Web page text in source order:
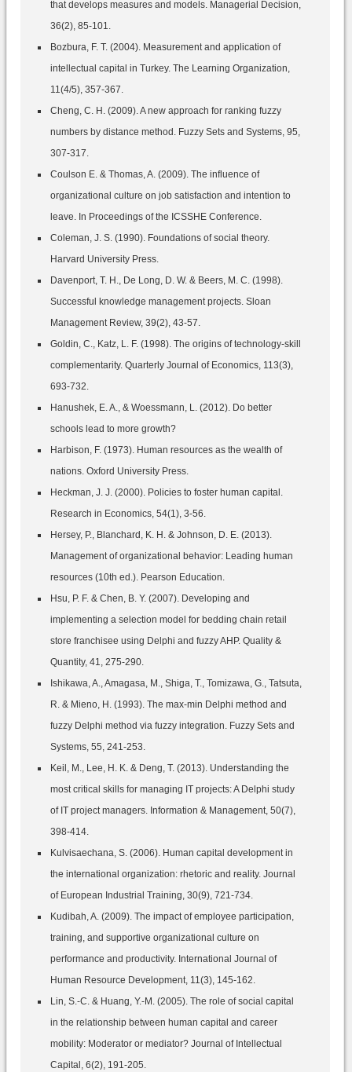
that develops measures and models. Managerial Decision,
36(2), 85-101.
Bozbura, F. T. (2004). Measurement and application of
intellectual capital in Turkey. The Learning Organization,
11(4/5), 357-367.
Cheng, C. H. (2009). A new approach for ranking fuzzy
numbers by distance method. Fuzzy Sets and Systems, 95,
307-317.
Coulson E. & Thomas, A. (2009). The influence of
organizational culture on job satisfaction and intention to
leave. In Proceedings of the ICSSHE Conference.
Coleman, J. S. (1990). Foundations of social theory.
Harvard University Press.
Davenport, T. H., De Long, D. W. & Beers, M. C. (1998).
Successful knowledge management projects. Sloan
Management Review, 39(2), 43-57.
Goldin, C., Katz, L. F. (1998). The origins of technology-skill
complementarity. Quarterly Journal of Economics, 113(3),
693-732.
Hanushek, E. A., & Woessmann, L. (2012). Do better
schools lead to more growth?
Harbison, F. (1973). Human resources as the wealth of
nations. Oxford University Press.
Heckman, J. J. (2000). Policies to foster human capital.
Research in Economics, 54(1), 3-56.
Hersey, P., Blanchard, K. H. & Johnson, D. E. (2013).
Management of organizational behavior: Leading human
resources (10th ed.). Pearson Education.
Hsu, P. F. & Chen, B. Y. (2007). Developing and
implementing a selection model for bedding chain retail
store franchisee using Delphi and fuzzy AHP. Quality &
Quantity, 41, 275-290.
Ishikawa, A., Amagasa, M., Shiga, T., Tomizawa, G., Tatsuta,
R. & Mieno, H. (1993). The max-min Delphi method and
fuzzy Delphi method via fuzzy integration. Fuzzy Sets and
Systems, 55, 241-253.
Keil, M., Lee, H. K. & Deng, T. (2013). Understanding the
most critical skills for managing IT projects: A Delphi study
of IT project managers. Information & Management, 50(7),
398-414.
Kulvisaechana, S. (2006). Human capital development in
the international organization: rhetoric and reality. Journal
of European Industrial Training, 30(9), 721-734.
Kudibah, A. (2009). The impact of employee participation,
training, and supportive organizational culture on
performance and productivity. International Journal of
Human Resource Development, 11(3), 145-162.
Lin, S.-C. & Huang, Y.-M. (2005). The role of social capital
in the relationship between human capital and career
mobility: Moderator or mediator? Journal of Intellectual
Capital, 6(2), 191-205.